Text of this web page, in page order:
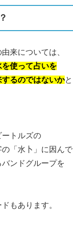
来については、
使って占いを
るのではないかと
ートルズの
「水卜」に因んで
バンドグループを
もあります。